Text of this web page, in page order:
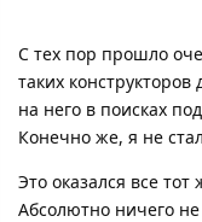
С тех пор прошло
таких конструкторов
на него в поисках
Конечно же, я не
Это оказался все
Абсолютно ничего